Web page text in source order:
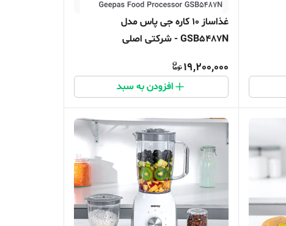
غذاساز 10 کاره جی پاس مدل
GSB5487N - شرکتی اصلی
19,200,000
افزودن به سبد